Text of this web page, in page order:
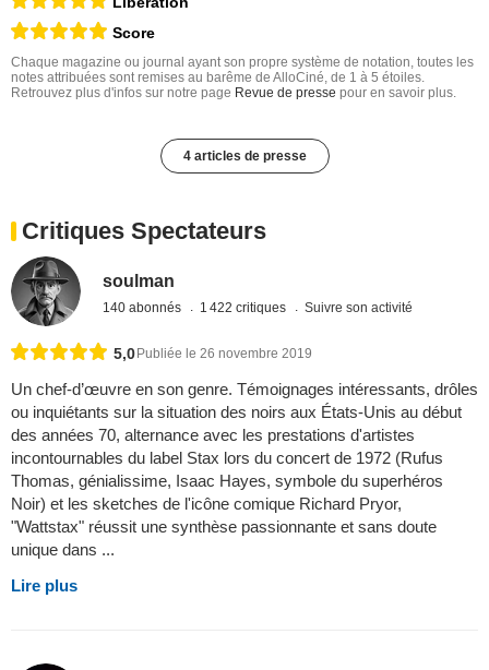
Score
Chaque magazine ou journal ayant son propre système de notation, toutes les
notes attribuées sont remises au barême de AlloCiné, de 1 à 5 étoiles.
Retrouvez plus d'infos sur notre page Revue de presse pour en savoir plus.
4 articles de presse
Critiques Spectateurs
soulman
140 abonnés 1 422 critiques Suivre son activité
5,0Publiée le 26 novembre 2019
Un chef-d’œuvre en son genre. Témoignages intéressants, drôles
ou inquiétants sur la situation des noirs aux États-Unis au début
des années 70, alternance avec les prestations d'artistes
incontournables du label Stax lors du concert de 1972 (Rufus
Thomas, génialissime, Isaac Hayes, symbole du superhéros
Noir) et les sketches de l'icône comique Richard Pryor,
"Wattstax" réussit une synthèse passionnante et sans doute
unique dans ...
Lire plus